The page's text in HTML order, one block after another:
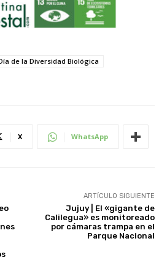
de la Diversidad Biológica
X WhatsApp
ARTÍCULO SIGUIENTE
Jujuy | El «gigante de
Calilegua» es monitoreado
por cámaras trampa en el
Parque Nacional